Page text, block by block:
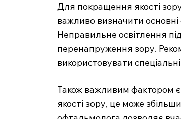
Для покращення якості
важливо визначити
Неправильне освітлення
перенапруження зору.
використовувати
Також важливим фактором
якості зору, це може